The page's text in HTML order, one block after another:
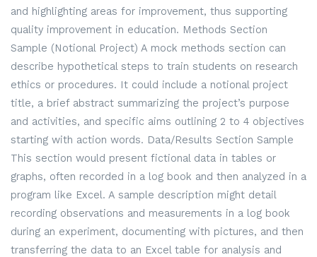
and highlighting areas for improvement, thus supporting
quality improvement in education. Methods Section
Sample (Notional Project) A mock methods section can
describe hypothetical steps to train students on research
ethics or procedures. It could include a notional project
title, a brief abstract summarizing the project’s purpose
and activities, and specific aims outlining 2 to 4 objectives
starting with action words. Data/Results Section Sample
This section would present fictional data in tables or
graphs, often recorded in a log book and then analyzed in a
program like Excel. A sample description might detail
recording observations and measurements in a log book
during an experiment, documenting with pictures, and then
transferring the data to an Excel table for analysis and